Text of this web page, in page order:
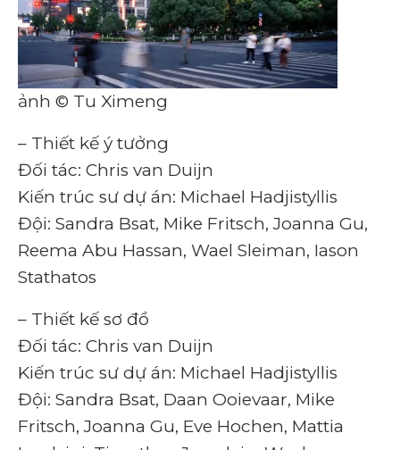
ảnh © Tu Ximeng
– Thiết kế ý tưởng
Đối tác: Chris van Duijn
Kiến trúc sư dự án: Michael Hadjistyllis
Đội: Sandra Bsat, Mike Fritsch, Joanna Gu,
Reema Abu Hassan, Wael Sleiman, Iason
Stathatos
– Thiết kế sơ đồ
Đối tác: Chris van Duijn
Kiến trúc sư dự án: Michael Hadjistyllis
Đội: Sandra Bsat, Daan Ooievaar, Mike
Fritsch, Joanna Gu, Eve Hochen, Mattia